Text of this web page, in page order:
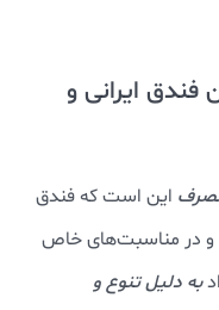
ایرانی و
این است که فندق
و در مناسبت‌های خاص
به دلیل تنوع و